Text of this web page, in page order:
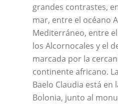
grandes contrastes,
mar, entre el océano
Mediterráneo, entre
los Alcornocales y el
marcada por la
continente africano.
Baelo Claudia está en
Bolonia, junto al